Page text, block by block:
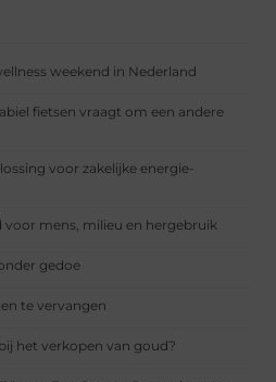
weekend in Nederland
fietsen vraagt om een andere
voor zakelijke energie-
mens, milieu en hergebruik
gedoe
te vervangen
het verkopen van goud?